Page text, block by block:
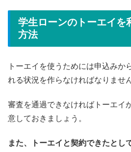
学生ローンのトーエイを
方法
トーエイを使うためには申込みか
れる状況を作らなければなりません
審査を通過できなければトーエイ
意しておきましょう。
また、トーエイと契約できたとし